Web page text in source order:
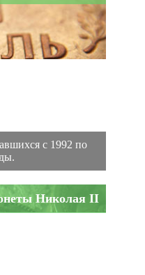
с 1992 по
Николая II